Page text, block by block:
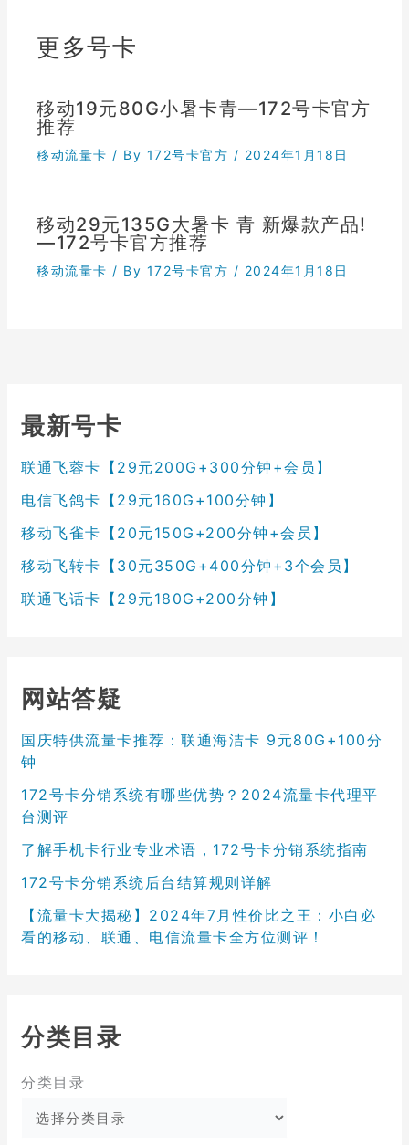
更多号卡
移动19元80G小暑卡青—172号卡官方
推荐
移动流量卡 / By 172号卡官方 / 2024年1月18日
移动29元135G大暑卡 青 新爆款产品!
—172号卡官方推荐
移动流量卡 / By 172号卡官方 / 2024年1月18日
最新号卡
联通飞蓉卡【29元200G+300分钟+会员】
电信飞鸽卡【29元160G+100分钟】
移动飞雀卡【20元150G+200分钟+会员】
移动飞转卡【30元350G+400分钟+3个会员】
联通飞话卡【29元180G+200分钟】
网站答疑
国庆特供流量卡推荐：联通海洁卡 9元80G+100分
钟
172号卡分销系统有哪些优势？2024流量卡代理平
台测评
了解手机卡行业专业术语，172号卡分销系统指南
172号卡分销系统后台结算规则详解
【流量卡大揭秘】2024年7月性价比之王：小白必
看的移动、联通、电信流量卡全方位测评！
分类目录
分类目录